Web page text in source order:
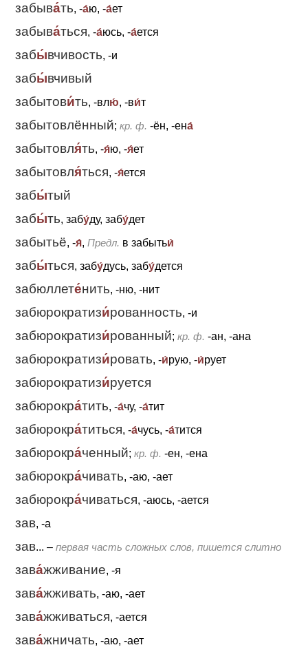
забыва́ть, -а́ю, -а́ет
забыва́ться, -а́юсь, -а́ется
забы́вчивость, -и
забы́вчивый
забытови́ть, -влю́, -ви́т
забытовлённый; кр. ф. -ён, -ена́
забытовля́ть, -я́ю, -я́ет
забытовля́ться, -я́ется
забы́тый
забы́ть, забу́ду, забу́дет
забытьё, -я́, Предл. в забытьи́
забы́ться, забу́дусь, забу́дется
забюллете́нить, -ню, -нит
забюрократизи́рованность, -и
забюрократизи́рованный; кр. ф. -ан, -ана
забюрократизи́ровать, -и́рую, -и́рует
забюрократизи́руется
забюрокра́тить, -а́чу, -а́тит
забюрокра́титься, -а́чусь, -а́тится
забюрокра́ченный; кр. ф. -ен, -ена
забюрокра́чивать, -аю, -ает
забюрокра́чиваться, -аюсь, -ается
зав, -а
зав... – первая часть сложных слов, пишется слитно
зава́жживание, -я
зава́жживать, -аю, -ает
зава́жживаться, -ается
зава́жничать, -аю, -ает